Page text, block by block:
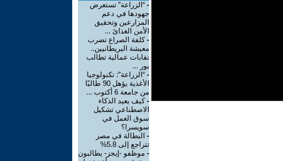
- “الزراعة” تستعرض
جهودها في دعم
المزارعين وتحقيق
الأمن الغذائ ...
-كلفة الصراع تضرب
معيشة البريطانيين..
نقابات عمالية تطالب
بور ...
- “الزراعة”: تكنولوجيا
الأغذية يؤهل 90 طالبًا
من جامعة 6 أكتوب ...
-كيف يعيد الذكاء
الاصطناعي تشكيل
سوق العمل في
سويسرا؟
- البطالة في مصر
تتراجع إلى 5.8%
- موظفو -إيجز- يطالبون